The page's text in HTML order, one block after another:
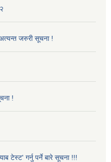
अत्यन्त जरुरी सूचना !
!
टेस्ट' गर्नु पर्ने बारे सूचना !!!